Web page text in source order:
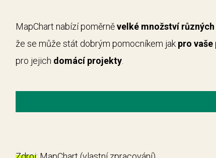
MapChart nabízí poměrněvelké množství
že se může stát dobrým pomocníkem jak pro vaše
pro jejich domácí projekty